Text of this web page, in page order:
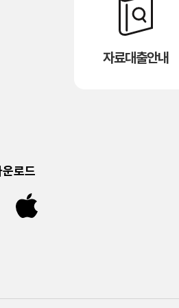
자료대출안내
로드